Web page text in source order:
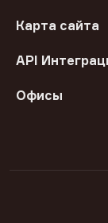
Карта сайта
API
Офисы